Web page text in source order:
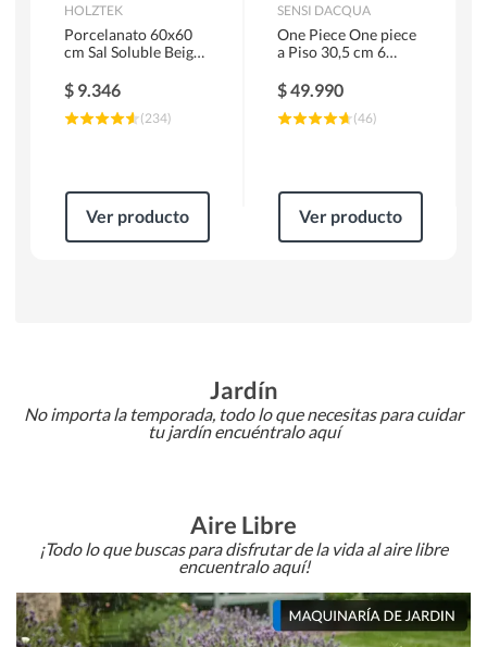
HOLZTEK
Porcelanato 60x60
cm Sal Soluble Beige
$ 9.346
(234)
Ver producto
SENSI DACQUA
One Piece One piece
a Piso 30,5 cm 6
$49.990
(46)
Ver producto
Jardín
No importa la temporada, todo lo que necesitas para cuidar
tu jardín encuéntralo aquí
Aire Libre
¡Todo lo que buscas para disfrutar de la vida al aire libre
encuentralo aquí!